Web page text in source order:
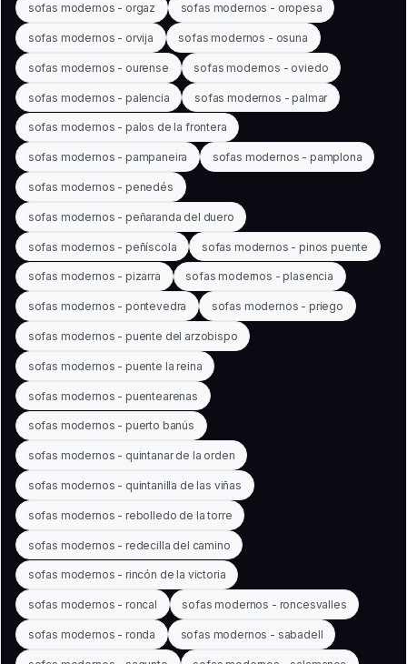
sofas modernos - orgaz sofas modernos - oropesa
sofas modernos - orvija sofas modernos - osuna
sofas modernos - ourense sofas modernos - oviedo
sofas modernos - palencia sofas modernos - palmar
sofas modernos - palos de la frontera
sofas modernos - pampaneira sofas modernos - pamplona
sofas modernos - penedés
sofas modernos - peñaranda del duero
sofas modernos - peñíscola sofas modernos - pinos puente
sofas modernos - pizarra sofas modernos - plasencia
sofas modernos - pontevedra sofas modernos - priego
sofas modernos - puente del arzobispo
sofas modernos - puente la reina
sofas modernos - puentearenas
sofas modernos - puerto banús
sofas modernos - quintanar de la orden
sofas modernos - quintanilla de las viñas
sofas modernos - rebolledo de la torre
sofas modernos - redecilla del camino
sofas modernos - rincón de la victoria
sofas modernos - roncal sofas modernos - roncesvalles
sofas modernos - ronda sofas modernos - sabadell